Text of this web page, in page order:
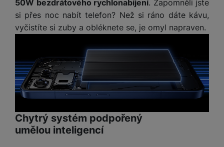
H
e
í
a
p
o
ít
a
r
o
F
m
e
T
V
A
u
d
p
r
o
ě
a
ví
c
z
a
ří
d
n
o
z
o
v
é
a
e
50W bezdrátového rychlonabíjení. Zapomněli jste
si přes noc nabít telefon? Než si ráno dáte kávu,
vyčistíte si zuby a obléknete se, je omyl napraven.
Chytrý systém podpořený
umělou inteligencí